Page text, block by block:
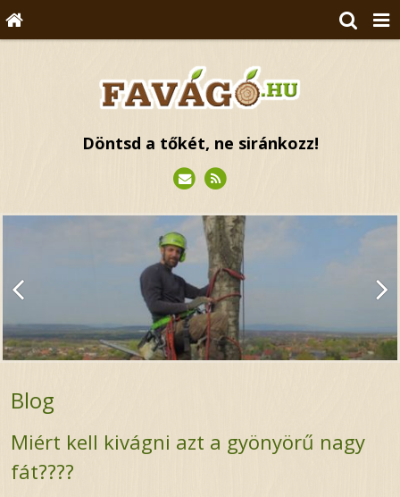
Döntsd a tőkét, ne siránkozz!
Blog
Miért kell kivágni azt a gyönyörű nagy
fát????